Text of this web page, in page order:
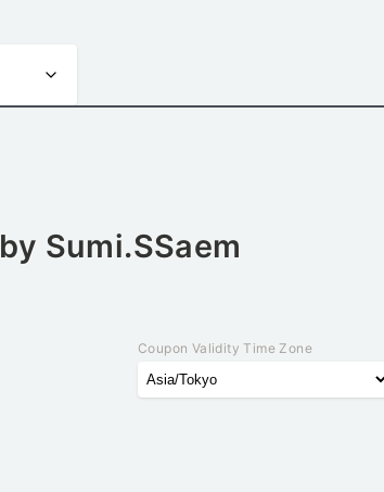
Sumi.SSaem
Coupon Validity Time Zone